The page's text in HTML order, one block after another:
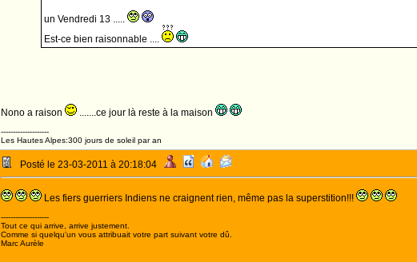
un Vendredi 13 .....
Est-ce bien raisonnable ....
Nono a raison .......ce jour là reste à la maison
--------------------
Les Hautes Alpes:300 jours de soleil par an
Posté le 23-03-2011 à 20:18:04
Les fiers guerriers Indiens ne craignent rien, même pas la superstition!!!
--------------------
Tout ce qui arrive, arrive justement.
Comme si quelqu'un vous attribuait votre part suivant votre dû.
Marc Aurèle